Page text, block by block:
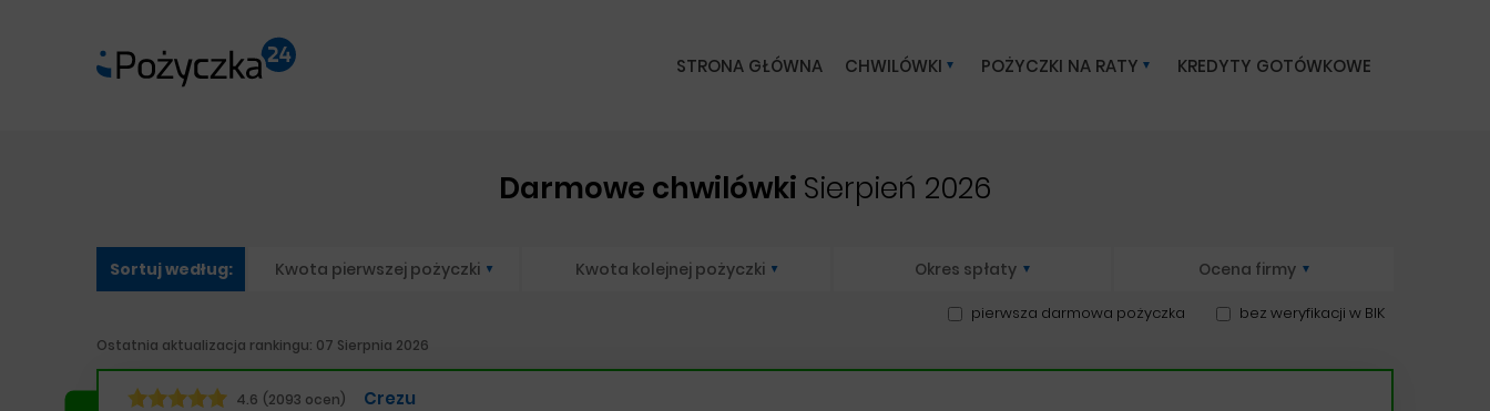
STRONA GŁÓWNA CHWILÓWKI POŻYCZKI NA RATY KREDYTY GOTÓWKOWE
Darmowe chwilówki Sierpień 2026
Sortuj według: Kwota pierwszej pożyczki Kwota kolejnej pożyczki Okres spłaty Ocena firmy
pierwsza darmowa pożyczka bez weryfikacji w BIK
Ostatnia aktualizacja rankingu: 07 Sierpnia 2026
4.6 (2093 ocen) Crezu